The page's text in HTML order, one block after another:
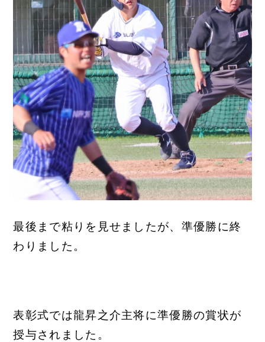
最後まで粘りを見せましたが、準優勝に終
わりました。
表彰式では龍昇之介主将に準優勝の賞状が
授与されました。